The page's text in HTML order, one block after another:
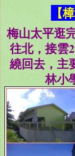
【
梅山太平逛
往北，接雲
繞回去，主
林小